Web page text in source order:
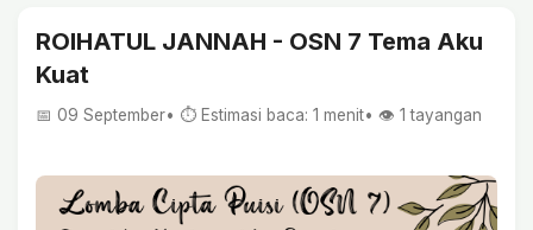
ROIHATUL JANNAH - OSN 7 Tema Aku
Kuat
📅 09 September• ⏱ Estimasi baca: 1 menit• 👁️ 1 tayangan